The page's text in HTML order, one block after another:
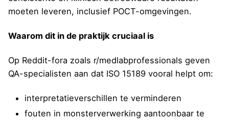
moeten leveren, inclusief POCT-omgevingen.
Waarom dit in de praktijk cruciaal is
Op Reddit-fora zoals r/medlabprofessionals geven
QA-specialisten aan dat ISO 15189 vooral helpt om:
interpretatieverschillen te verminderen
fouten in monsterverwerking aantoonbaar te